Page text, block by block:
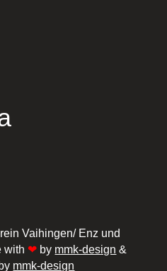
Vaihingen/ Enz und
with ❤ by mmk-design &
mmk-design